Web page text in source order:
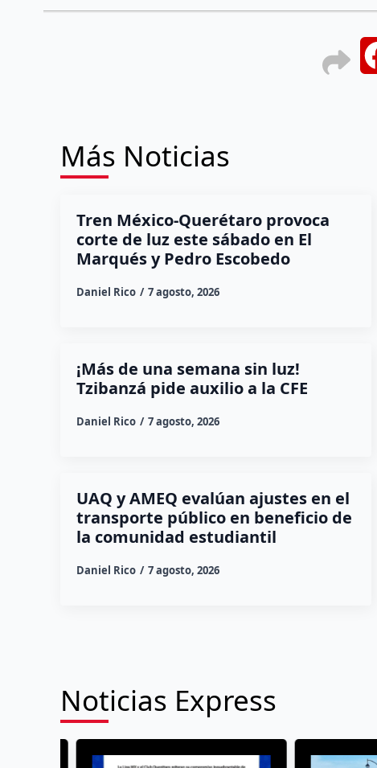
Más Noticias
Tren México-Querétaro provoca
corte de luz este sábado en El
Marqués y Pedro Escobedo
Daniel Rico 7 agosto, 2026
¡Más de una semana sin luz!
Tzibanzá pide auxilio a la CFE
Daniel Rico 7 agosto, 2026
UAQ y AMEQ evalúan ajustes en el
transporte público en beneficio de
la comunidad estudiantil
Daniel Rico 7 agosto, 2026
Noticias Express